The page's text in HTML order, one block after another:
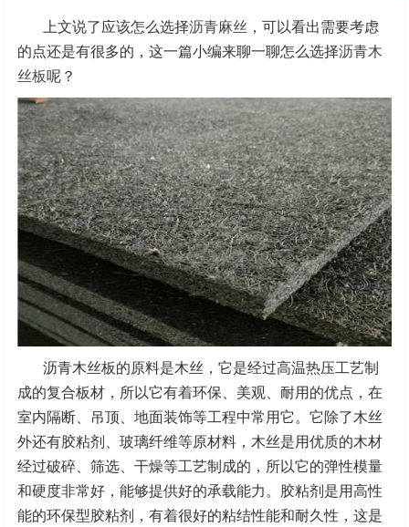
上文说了应该怎么选择沥青麻丝 ，可以看出需要考虑
的点还是有很多的，这一篇小编来聊一聊怎么选择沥青木
丝板呢？
沥青木丝板的原料是木丝，它是经过高温热压工艺制
成的复合板材，所以它有着环保、美观、耐用的优点，在
室内隔断、吊顶、地面装饰等工程中常用它。它除了木丝
外还有胶粘剂、玻璃纤维等原材料，木丝是用优质的木材
经过破碎、筛选、干燥等工艺制成的，所以它的弹性模量
和硬度非常好，能够提供好的承载能力。胶粘剂是用高性
能的环保型胶粘剂，有着很好的粘结性能和耐久性，这是